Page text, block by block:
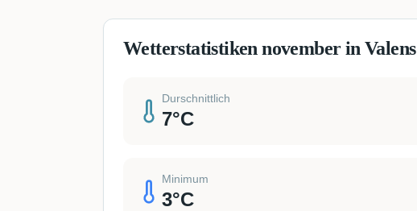
Wetterstatistiken november in Valens
Durschnittlich
7°C
Minimum
3°C